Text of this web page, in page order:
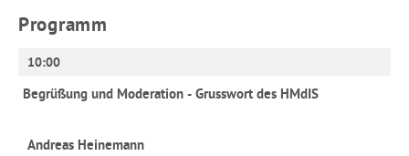
Programm
10:00
Begrüßung und Moderation - Grusswort des HMdIS
Andreas Heinemann